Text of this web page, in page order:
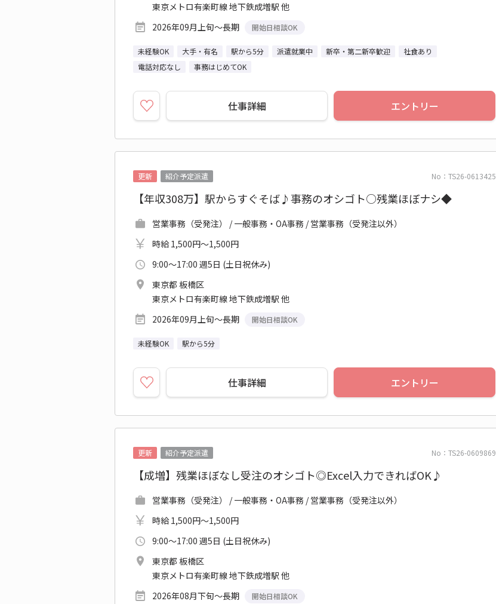
東京メトロ有楽町線 地下鉄成増駅 他
2026年09月上旬～長期
開始日相談OK
未経験OK 大手・有名 駅から5分 派遣就業中 新卒・第二新卒歓迎
社食あり
電話対応なし
事務はじめてOK
仕事詳細 エントリー
No：TS26-0613425
更新 紹介予定派遣
【年収308万】駅からすぐそば♪事務のオシゴト○残業ほぼナシ◆
営業事務（受発注） / 一般事務・OA事務 / 営業事務（受発注以外）
時給 1,500円～1,500円
9:00～17:00 週5日 (土日祝休み)
東京都 板橋区
東京メトロ有楽町線 地下鉄成増駅 他
2026年09月上旬～長期
開始日相談OK
未経験OK 駅から5分
仕事詳細 エントリー
No：TS26-0609869
更新 紹介予定派遣
【成増】残業ほぼなし受注のオシゴト◎Excel入力できればOK♪
営業事務（受発注） / 一般事務・OA事務 / 営業事務（受発注以外）
時給 1,500円～1,500円
9:00～17:00 週5日 (土日祝休み)
東京都 板橋区
東京メトロ有楽町線 地下鉄成増駅 他
2026年08月下旬～長期
開始日相談OK